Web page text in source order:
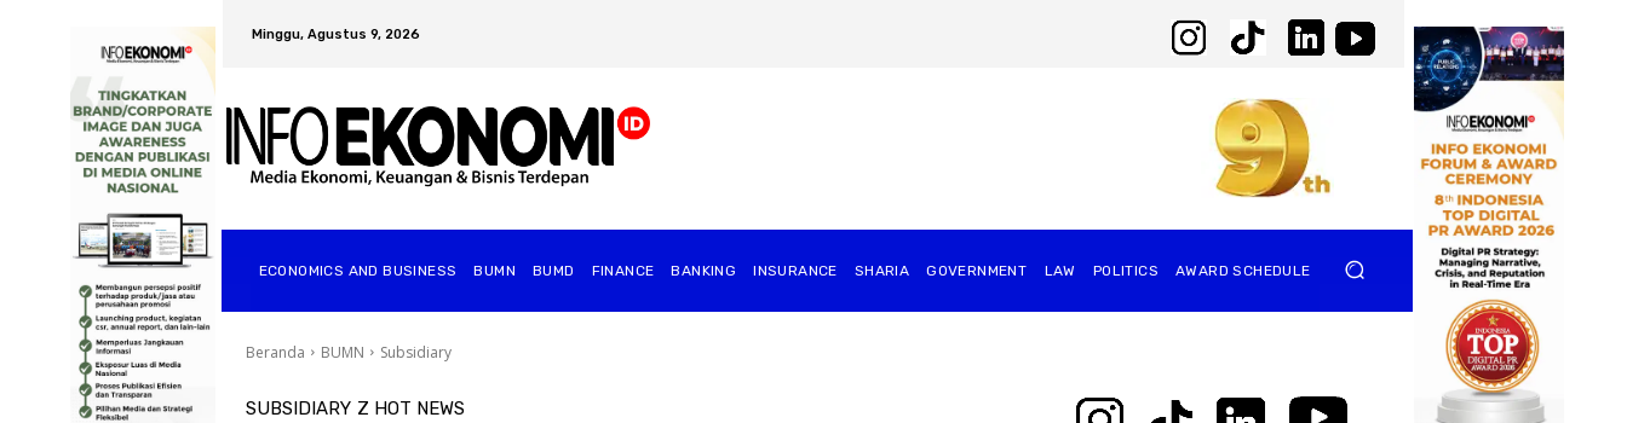
Minggu, Agustus 9, 2026
ECONOMICS AND BUSINESS BUMN BUMD FINANCE BANKING INSURANCE SHARIA GOVERNMENT ⁠LAW POLITICS AWARD SCHEDULE
Beranda BUMN Subsidiary
SUBSIDIARY Z HOT NEWS